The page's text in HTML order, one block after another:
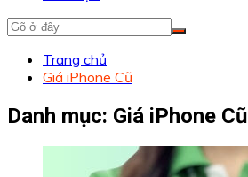
Trang chủ
Giá iPhone Cũ
Danh mục: Giá iPhone Cũ